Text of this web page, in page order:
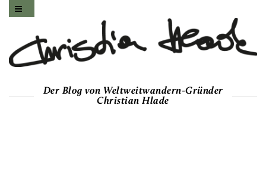
Der Blog von Weltweitwandern-Gründer
Christian Hlade